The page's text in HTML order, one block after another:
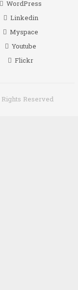
WordPress
Linkedin
Myspace
Youtube
Flickr
Reserved